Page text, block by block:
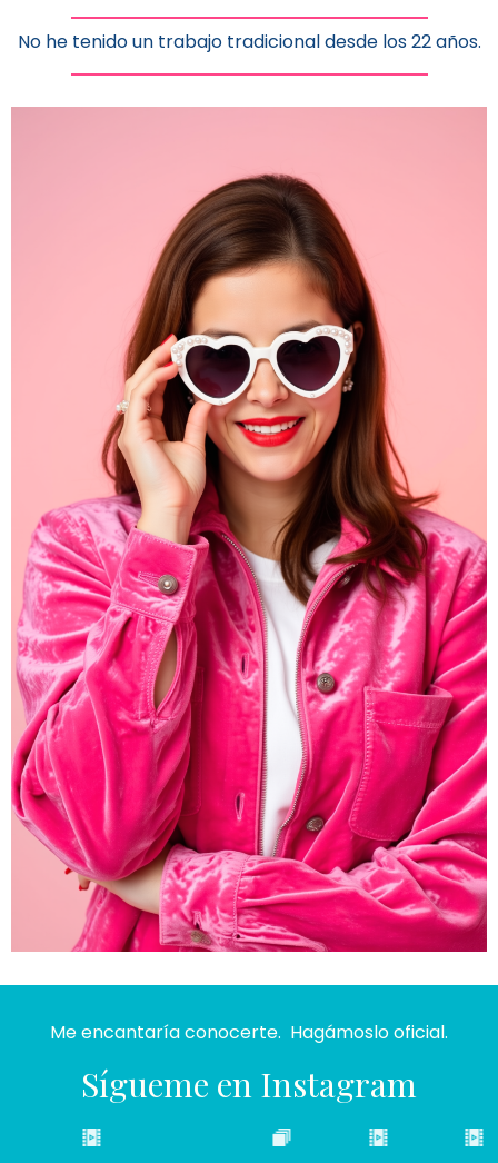
No he tenido un trabajo tradicional desde los 22 años.
Me encantaría conocerte. Hagámoslo oficial.
Sígueme en Instagram